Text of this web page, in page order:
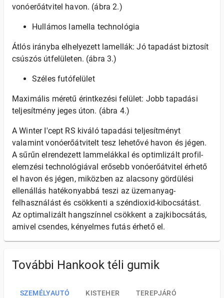
vonóerőátvitel havon. (ábra 2.)
Hullámos lamella technológia
Átlós irányba elhelyezett lamellák: Jó tapadást biztosít
csúszós útfelületen. (ábra 3.)
Széles futófelület
Maximális méretű érintkezési felület: Jobb tapadási
teljesítmény jeges úton. (ábra 4.)
A Winter I'cept RS kiváló tapadási teljesítményt
valamint vonóerőátvitelt tesz lehetővé havon és jégen.
A sűrűn elrendezett lammelákkal és optimlizált profil-
elemzési technológiával erősebb vonóerőátvitel érhető
el havon és jégen, miközben az alacsony gördülési
ellenállás hatékonyabbá teszi az üzemanyag-
felhasználást és csökkenti a széndioxid-kibocsátást.
Az optimalizált hangszínnel csökkent a zajkibocsátás,
amivel csendes, kényelmes futás érhető el.
További Hankook téli gumik
SZEMÉLYAUTÓ KISTEHER TEREPJÁRÓ